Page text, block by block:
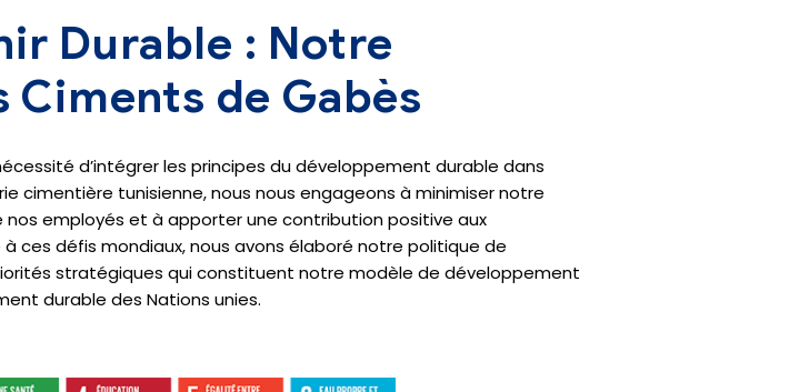
Durable : Notre
Ciments de Gabès
d’intégrer les principes du développement durable dans
cimentière tunisienne, nous nous engageons à minimiser notre
employés et à apporter une contribution positive aux
ces défis mondiaux, nous avons élaboré notre politique de
stratégiques qui constituent notre modèle de développement
durable des Nations unies.